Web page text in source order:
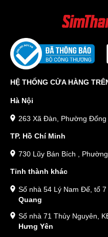
HỆ THỐNG CỬA HÀNG
Hà Nội
263 Xã Đàn, Phường
TP. Hồ Chí Minh
730 Lũy Bán Bích ,
Tỉnh thành khác
Số nhà 54 Lý Nam Đế, tổ
Quang
Số nhà 71 Thủy Nguyên,
Hưng Yên